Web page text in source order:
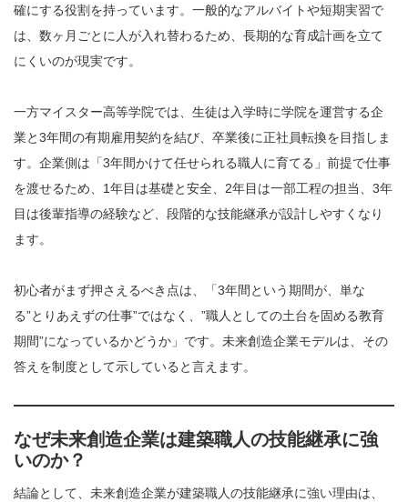
確にする役割を持っています。一般的なアルバイトや短期実習で
は、数ヶ月ごとに人が入れ替わるため、長期的な育成計画を立て
にくいのが現実です。
一方マイスター高等学院では、生徒は入学時に学院を運営する企
業と3年間の有期雇用契約を結び、卒業後に正社員転換を目指しま
す。企業側は「3年間かけて任せられる職人に育てる」前提で仕事
を渡せるため、1年目は基礎と安全、2年目は一部工程の担当、3年
目は後輩指導の経験など、段階的な技能継承が設計しやすくなり
ます。
初心者がまず押さえるべき点は、「3年間という期間が、単な
る”とりあえずの仕事”ではなく、”職人としての土台を固める教育
期間”になっているかどうか」です。未来創造企業モデルは、その
答えを制度として示していると言えます。
なぜ未来創造企業は建築職人の技能継承に強
いのか？
結論として、未来創造企業が建築職人の技能継承に強い理由は、